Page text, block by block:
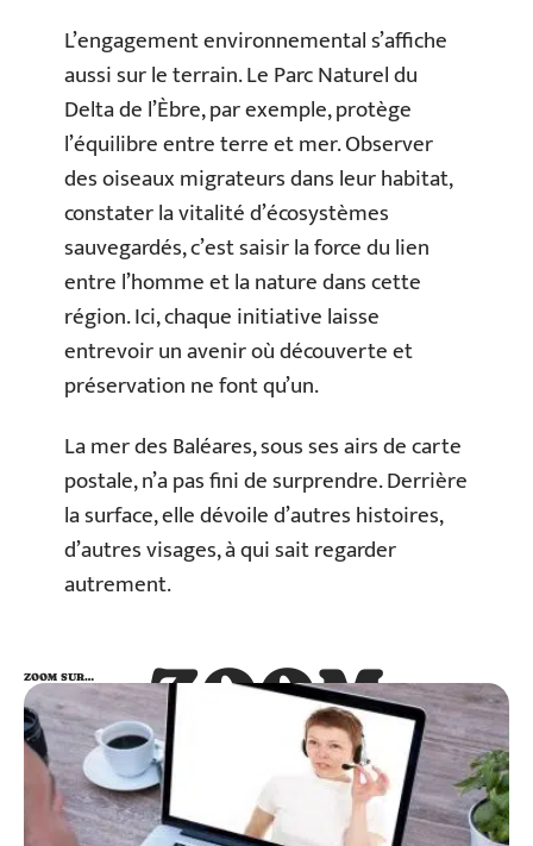
L’engagement environnemental s’affiche
aussi sur le terrain. Le Parc Naturel du
Delta de l’Èbre, par exemple, protège
l’équilibre entre terre et mer. Observer
des oiseaux migrateurs dans leur habitat,
constater la vitalité d’écosystèmes
sauvegardés, c’est saisir la force du lien
entre l’homme et la nature dans cette
région. Ici, chaque initiative laisse
entrevoir un avenir où découverte et
préservation ne font qu’un.
La mer des Baléares, sous ses airs de carte
postale, n’a pas fini de surprendre. Derrière
la surface, elle dévoile d’autres histoires,
d’autres visages, à qui sait regarder
autrement.
ZOOM
SUR…
ZOOM SUR…